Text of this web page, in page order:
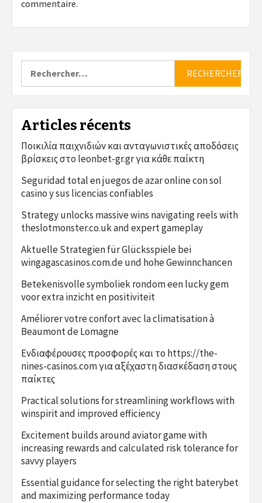
commentaire.
Articles récents
Ποικιλία παιχνιδιών και ανταγωνιστικές αποδόσεις
βρίσκεις στο leonbet-gr.gr για κάθε παίκτη
Seguridad total en juegos de azar online con sol
casino y sus licencias confiables
Strategy unlocks massive wins navigating reels with
theslotmonster.co.uk and expert gameplay
Aktuelle Strategien für Glücksspiele bei
wingagascasinos.com.de und hohe Gewinnchancen
Betekenisvolle symboliek rondom een lucky gem
voor extra inzicht en positiviteit
Améliorer votre confort avec la climatisation à
Beaumont de Lomagne
Ενδιαφέρουσες προσφορές και το https://the-
nines-casinos.com για αξέχαστη διασκέδαση στους
παίκτες
Practical solutions for streamlining workflows with
winspirit and improved efficiency
Excitement builds around aviator game with
increasing rewards and calculated risk tolerance for
savvy players
Essential guidance for selecting the right baterybet
and maximizing performance today